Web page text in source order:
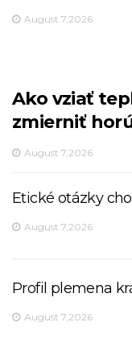
August 7,2026
Ako vziať
zmierniť
August 7,2026
Etické otázky
August 7,2026
Profil plemena
August 7,2026